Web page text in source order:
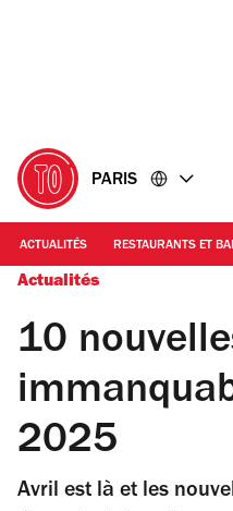
PARIS
ACTUALITÉS RESTAURANTS ET
Actualités
10
2025
Avril est là et les